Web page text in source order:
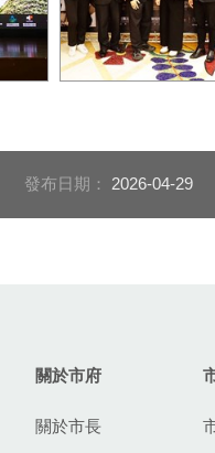
發布日期： 2026-04-29
關於市府
關於市長